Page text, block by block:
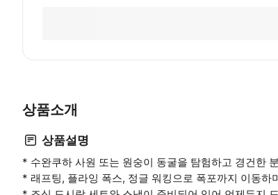
상품소개
상품설명
* 수완쿠하 사원 또는 원숭이 동굴을 탐험하고 경건한
* 래프팅, 플라잉 폭스, 정글 워킹으로 폭포까지 이동하